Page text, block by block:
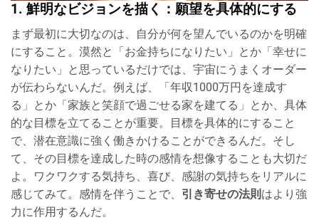
1. 鮮明なビジョンを描く：願望を具体的にする
まず最初に大切なのは、自分が何を望んでいるのかを明確
にすること。漠然と「お金持ちになりたい」とか「幸せに
なりたい」と思っているだけでは、宇宙にうまくオーダー
が伝わらないんだ。例えば、「年収1000万円を達成す
る」とか「家族と笑顔で過ごせる家を建てる」とか、具体
的な目標を立てることが重要。目標を具体的にすること
で、潜在意識に強く働きかけることができるんだ。そし
て、その目標を達成した時の感情を想像することも大切だ
よ。ワクワクする気持ち、喜び、感謝の気持ちをリアルに
感じてみて。感情を伴うことで、 引き寄せの法則 はより強
力に作用するんだ。